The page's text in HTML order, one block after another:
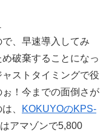
、早速導入してみ
破棄することになっ
ストタイミングで役
！今までの面倒さが
、
KOKUYOのKPS-
アマゾンで5,800